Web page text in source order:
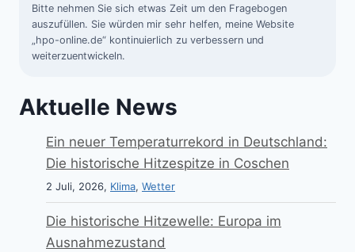
Bitte nehmen Sie sich etwas Zeit um den Fragebogen
auszufüllen. Sie würden mir sehr helfen, meine Website
„hpo-online.de“ kontinuierlich zu verbessern und
weiterzuentwickeln.
Aktuelle News
Ein neuer Temperaturrekord in Deutschland:
Die historische Hitzespitze in Coschen
2 Juli, 2026, Klima, Wetter
Die historische Hitzewelle: Europa im
Ausnahmezustand